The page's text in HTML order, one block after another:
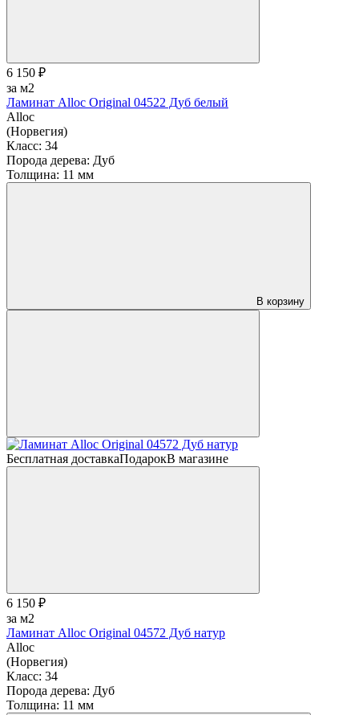
6 150 ₽
за м2
Ламинат Alloc Original 04522 Дуб белый
Alloc
(Норвегия)
Класс: 34
Порода дерева: Дуб
Толщина: 11 мм
В корзину
Бесплатная доставкаПодарокВ магазине
6 150 ₽
за м2
Ламинат Alloc Original 04572 Дуб натур
Alloc
(Норвегия)
Класс: 34
Порода дерева: Дуб
Толщина: 11 мм